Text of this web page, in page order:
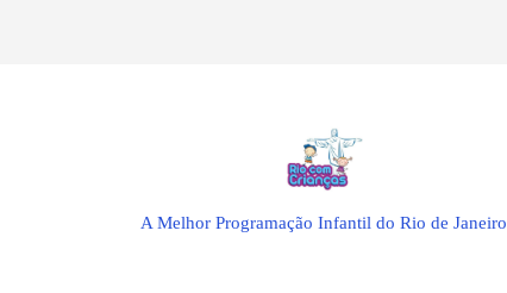
A Melhor Programação Infantil do Rio de Janeiro